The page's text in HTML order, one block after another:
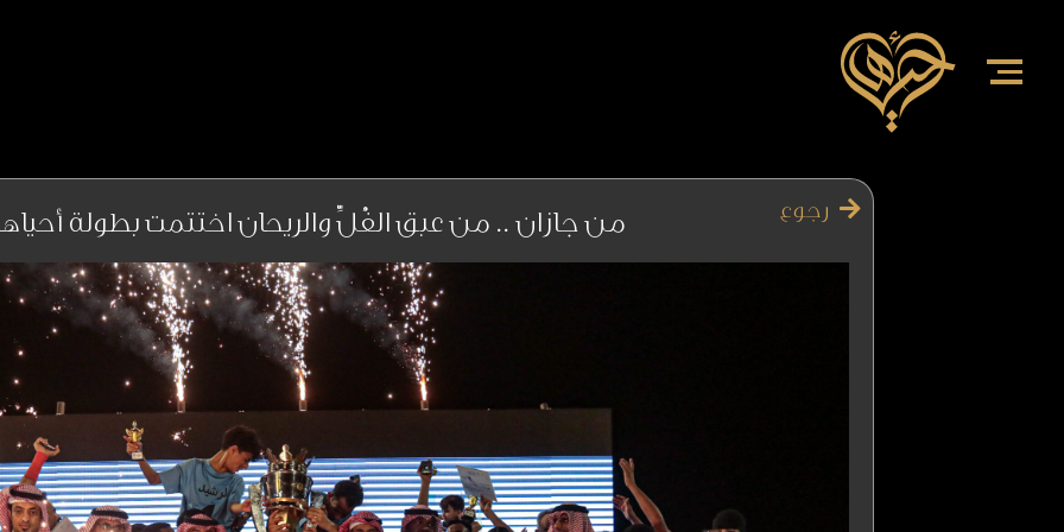
رجوع من جازان .. من عبق الفُلِّ والريحان اختتمت بطولة أحياها